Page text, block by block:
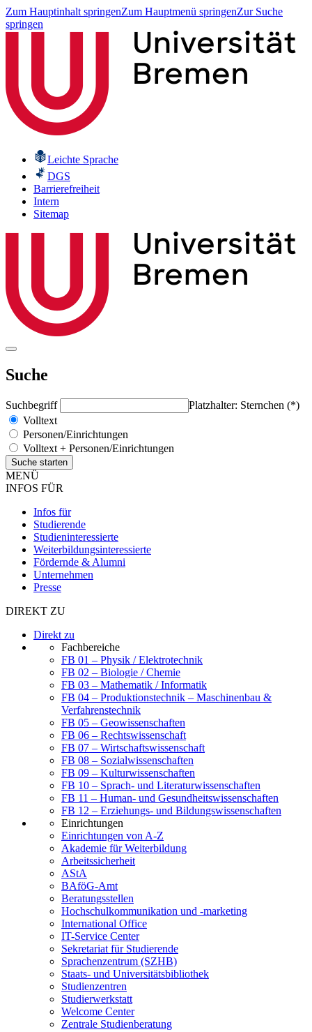
Zum Hauptinhalt springenZum Hauptmenü springenZur Suche
springen
Leichte Sprache
DGS
Barrierefreiheit
Intern
Sitemap
Suche
Suchbegriff
Platzhalter: Sternchen (*)
Volltext
Personen/Einrichtungen
Volltext + Personen/Einrichtungen
MENÜ
INFOS FÜR
Infos für
Studierende
Studieninteressierte
Weiterbildungsinteressierte
Fördernde & Alumni
Unternehmen
Presse
DIREKT ZU
Direkt zu
Fachbereiche
FB 01 – Physik / Elektrotechnik
FB 02 – Biologie / Chemie
FB 03 – Mathematik / Informatik
FB 04 – Produktionstechnik – Maschinenbau &
Verfahrenstechnik
FB 05 – Geowissenschaften
FB 06 – Rechtswissenschaft
FB 07 – Wirtschaftswissenschaft
FB 08 – Sozialwissenschaften
FB 09 – Kulturwissenschaften
FB 10 – Sprach- und Literaturwissenschaften
FB 11 – Human- und Gesundheitswissenschaften
FB 12 – Erziehungs- und Bildungswissenschaften
Einrichtungen
Einrichtungen von A-Z
Akademie für Weiterbildung
Arbeitssicherheit
AStA
BAföG-Amt
Beratungsstellen
Hochschulkommunikation und -marketing
International Office
IT-Service Center
Sekretariat für Studierende
Sprachenzentrum (SZHB)
Staats- und Universitätsbibliothek
Studienzentren
Studierwerkstatt
Welcome Center
Zentrale Studienberatung